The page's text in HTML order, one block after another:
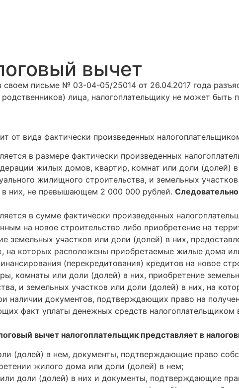
вычет
письме № 03-04-05/25014 от 26.04.2017 года
лица, налогоплательщику не может
от вида фактически произведенных
в размере фактически произведенных
жилых домов, квартир, комнат или доли (долей)
жилищного строительства, и земельных
них, не превышающем 2 000 000 рублей.
в сумме фактически произведенных
на новое строительство либо приобретение на
земельных участков или доли (долей) в них,
на которых расположены приобретаемые жилые дома
(перекредитования) кредитов на новое
комнаты или доли (долей) в них, приобретение
и земельных участков или доли (долей) в них, на
наличии документов, подтверждающих право на
факт уплаты денежных средств налогоплательщиком
вычет налогоплательщик представляет в
(долей) в нем, документы, подтверждающие право
жилого дома или доли (долей) в нем;
доли (долей) в них и документы, подтверждающие